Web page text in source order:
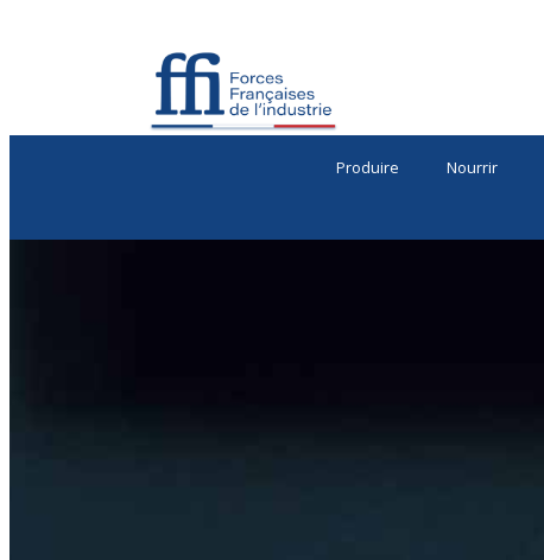
Produire Nourrir